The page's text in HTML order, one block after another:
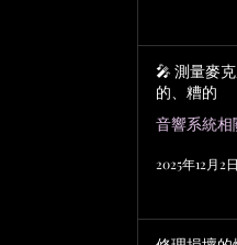
🎤 測量麥
的、糟的
2025年12月2